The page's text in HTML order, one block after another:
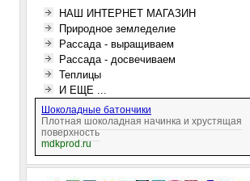
НАШ ИНТЕРНЕТ МАГАЗИН
Природное земледелие
Рассада - выращиваем
Рассада - досвечиваем
Теплицы
И ЕЩЕ ...
Шоколадные батончики
Плотная шоколадная начинка и хрустящая
поверхность
mdkprod.ru